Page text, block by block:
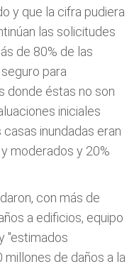
y que la cifra pudiera
las solicitudes
de 80% de las
para
donde éstas no son
iniciales
inundadas eran
moderados y 20%
con más de
a edificios, equipo
"estimados
de daños a la